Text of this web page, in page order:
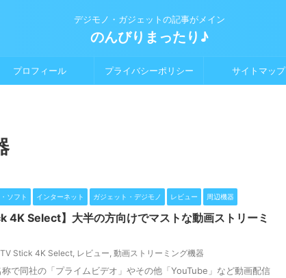
デジモノ・ガジェットの記事がメイン
のんびりまったり♪
プロフィール プライバシーポリシー サイトマップ
ソフト インターネット ガジェット・デジモノ レビュー 周辺機器
4K Select】大半の方向けでマストな動画ストリーミ
Stick 4K Select, レビュー, 動画ストリーミング機器
で同社の「プライムビデオ」やその他「YouTube」など動画配信